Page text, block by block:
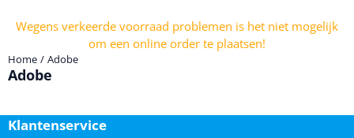
Wegens verkeerde voorraad problemen is het niet mogelijk
om een online order te plaatsen!
Home / Adobe
Adobe
Klantenservice